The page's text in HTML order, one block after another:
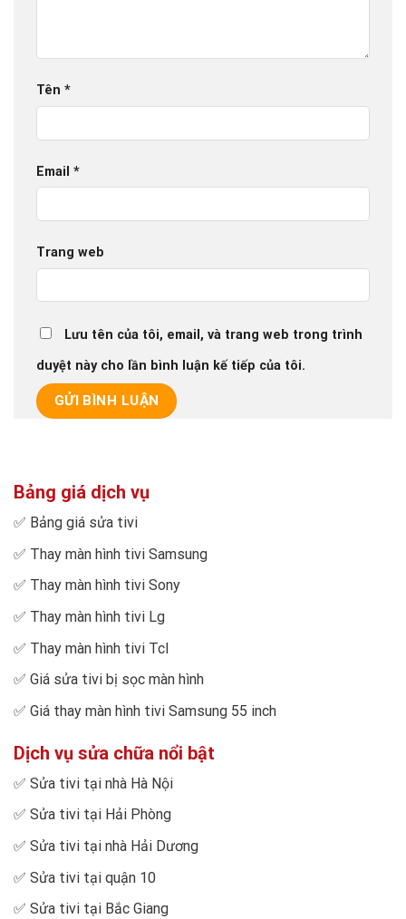
Tên *
Email *
Trang web
Lưu tên của tôi, email, và trang web trong trình
duyệt này cho lần bình luận kế tiếp của tôi.
Bảng giá dịch vụ
✅ Bảng giá sửa tivi
✅ Thay màn hình tivi Samsung
✅ Thay màn hình tivi Sony
✅ Thay màn hình tivi Lg
✅ Thay màn hình tivi Tcl
✅ Giá sửa tivi bị sọc màn hình
✅ Giá thay màn hình tivi Samsung 55 inch
Dịch vụ sửa chữa nổi bật
✅ Sửa tivi tại nhà Hà Nội
✅ Sửa tivi tại Hải Phòng
✅ Sửa tivi tại nhà Hải Dương
✅ Sửa tivi tại quận 10
✅ Sửa tivi tại Bắc Giang